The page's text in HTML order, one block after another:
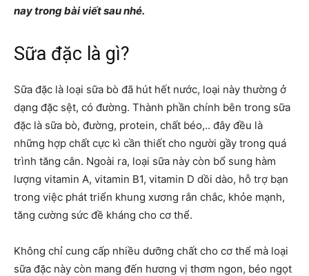
nay trong bài viết sau nhé.
Sữa đặc là gì?
Sữa đặc là loại sữa bò đã hút hết nước, loại này thường ở
dạng đặc sệt, có đường. Thành phần chính bên trong sữa
đặc là sữa bò, đường, protein, chất béo,.. đây đều là
những hợp chất cực kì cần thiết cho người gầy trong quá
trình tăng cân. Ngoài ra, loại sữa này còn bổ sung hàm
lượng vitamin A, vitamin B1, vitamin D dồi dào, hỗ trợ bạn
trong việc phát triển khung xương rắn chắc, khỏe mạnh,
tăng cường sức đề kháng cho cơ thể.
Không chỉ cung cấp nhiều dưỡng chất cho cơ thể mà loại
sữa đặc này còn mang đến hương vị thơm ngon, béo ngọt